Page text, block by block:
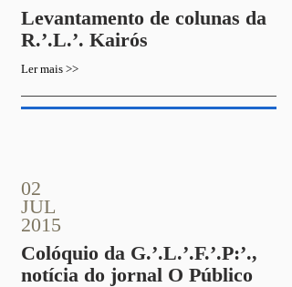
Levantamento de colunas da
R.’.L.’. Kairós
Ler mais >>
02
JUL
2015
Colóquio da G.’.L.’.F.’.P:’.,
notícia do jornal O Público